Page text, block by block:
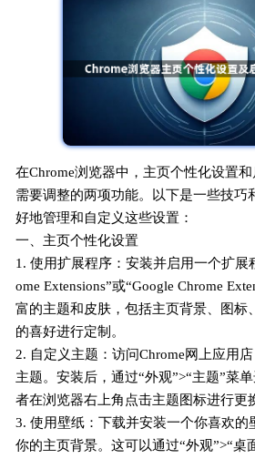
在Chrome浏览器中，主页个性化设置
需要调整的两项功能。以下是一些技巧
好地管理和自定义这些设置：
一、主页个性化设置
1. 使用扩展程序：安装并启用一个扩展
ome Extensions”或“Google Chrome
富的主题和皮肤，包括主页背景、图标
的喜好进行定制。
2. 自定义主题：访问Chrome网上应用
主题。安装后，通过“外观”>“主题”菜
者在浏览器右上角点击主题图标进行更
3. 使用壁纸：下载并安装一个你喜欢的
你的主页背景。这可以通过“外观”>“桌